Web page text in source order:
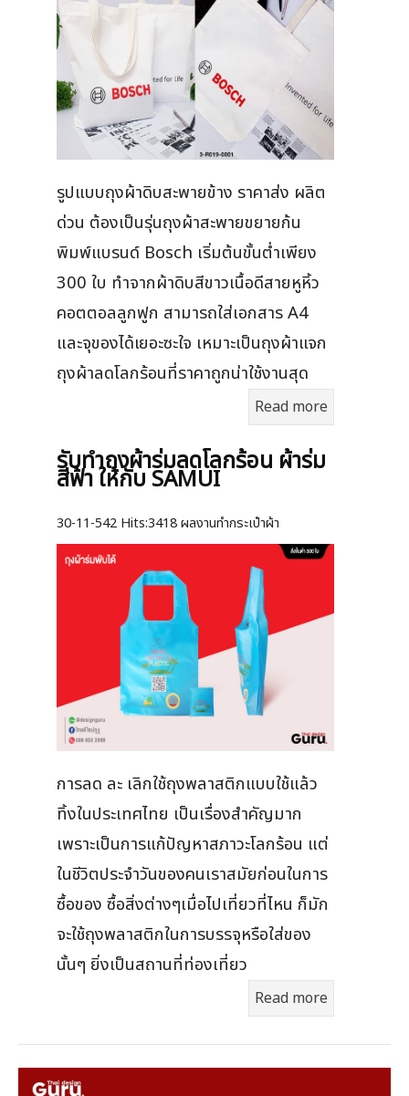
รูปแบบถุงผ้าดิบสะพายข้าง ราคาส่ง ผลิต
ด่วน ต้องเป็นรุ่นถุงผ้าสะพายขยายก้น
พิมพ์แบรนด์ Bosch เริ่มต้นขั้นต่ำเพียง
300 ใบ ทำจากผ้าดิบสีขาวเนื้อดีสายหูหิ้ว
คอตตอลลูกฟูก สามารถใส่เอกสาร A4
และจุของได้เยอะซะใจ เหมาะเป็นถุงผ้าแจก
ถุงผ้าลดโลกร้อนที่ราคาถูกน่าใช้งานสุด
Read more
รับทำถุงผ้าร่มลดโลกร้อน ผ้าร่ม
สีฟ้า ให้กับ SAMUI
30-11-542 Hits:3418 ผลงานทำกระเป๋าผ้า
การลด ละ เลิกใช้ถุงพลาสติกแบบใช้แล้ว
ทิ้งในประเทศไทย เป็นเรื่องสำคัญมาก
เพราะเป็นการแก้ปัญหาสภาวะโลกร้อน แต่
ในชีวิตประจำวันของคนเราสมัยก่อนในการ
ซื้อของ ซื้อสิ่งต่างๆเมื่อไปเที่ยวที่ไหน ก็มัก
จะใช้ถุงพลาสติกในการบรรจุหรือใส่ของ
นั้นๆ ยิ่งเป็นสถานที่ท่องเที่ยว
Read more